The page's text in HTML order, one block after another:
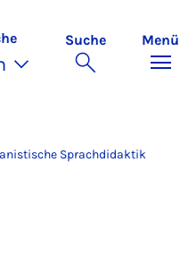
Suche Menü
Sprachdidaktik